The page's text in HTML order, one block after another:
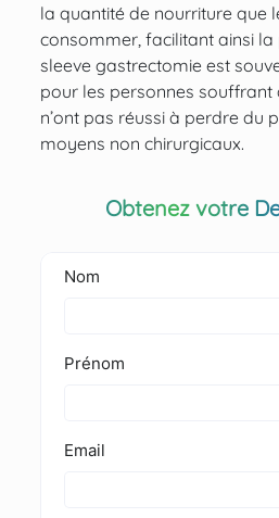
la quantité de nourriture que
consommer, facilitant ainsi la
sleeve gastrectomie est
pour les personnes souffrant
n’ont pas réussi à perdre du
moyens non chirurgicaux.
Obtenez votre